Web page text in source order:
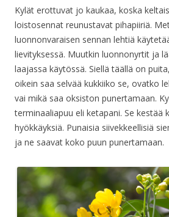
Kylät erottuvat jo kaukaa, koska
loistosennat reunustavat pihapiiriä.
luonnonvaraisen sennan lehtiä
lievityksessä. Muutkin luonnonyrtit ja
laajassa käytössä. Siellä täällä on
oikein saa selvää kukkiiko se, ovatko
vai mikä saa oksiston punertamaan.
terminaaliapuu eli ketapani. Se kestää
hyökkäyksiä. Punaisia siivekkeellisiä
ja ne saavat koko puun punertamaan.